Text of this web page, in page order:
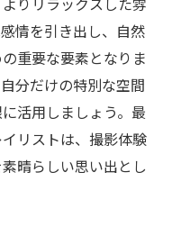
情を引き出し、自然
重要な要素となりま
分だけの特別な空間
活用しましょう。最
リストは、撮影体験
晴らしい思い出とし